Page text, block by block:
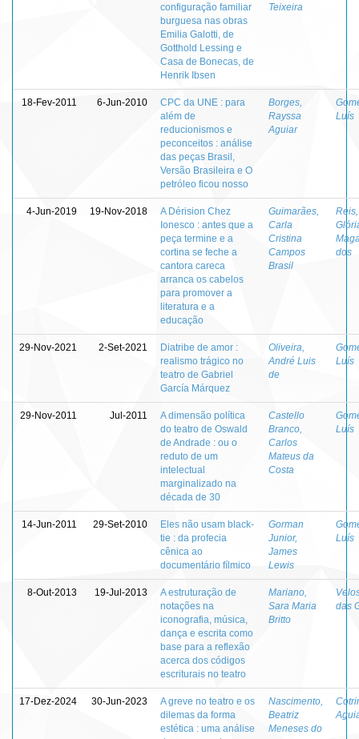
configuração familiar
burguesa nas obras
Emilia Galotti, de
Gotthold Lessing e
Casa de Bonecas, de
Henrik Ibsen
Teixeira
18-Fev-2011 6-Jun-2010
CPC da UNE : para
além de
reducionismos e
peconceitos : análise
das peças Brasil,
Versão Brasileira e O
petróleo ficou nosso
Borges,
Rayssa
Aguiar
Luís
4-Jun-2019 19-Nov-2018
A Dérision Chez
Ionesco : antes que a
peça termine e a
cortina se feche a
cantora careca
arranca os cabelos
para promover a
literatura e a
educação
Guimarães,
Carla
Cristina
Campos
Brasil
dos
29-Nov-2021 2-Set-2021
Diatribe de amor :
realismo trágico no
teatro de Gabriel
García Márquez
Oliveira,
André Luis
de
Luís
29-Nov-2011 Jul-2011
A dimensão política
do teatro de Oswald
de Andrade : ou o
reduto de um
intelectual
marginalizado na
década de 30
Castello
Branco,
Carlos
Mateus da
Costa
Luís
14-Jun-2011 29-Set-2010
Eles não usam black-
tie : da profecia
cênica ao
documentário fílmico
Gorman
Junior,
James
Lewis
Luís
8-Out-2013 19-Jul-2013
A estruturação de
notações na
iconografia, música,
dança e escrita como
base para a reflexão
acerca dos códigos
escriturais no teatro
Mariano,
Sara Maria
Britto
das
17-Dez-2024 30-Jun-2023
A greve no teatro e os
dilemas da forma
estética : uma análise
Nascimento,
Beatriz
Meneses do